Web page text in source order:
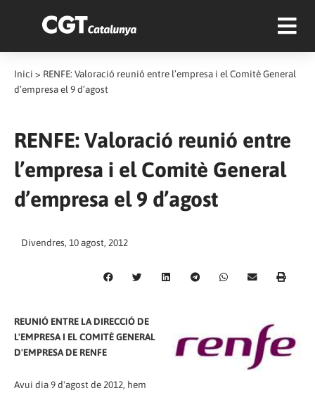
Inici > RENFE: Valoració reunió entre l’empresa i el Comitè General
d’empresa el 9 d’agost
RENFE: Valoració reunió entre
l’empresa i el Comitè General
d’empresa el 9 d’agost
Divendres, 10 agost, 2012
REUNIÓ ENTRE LA DIRECCIÓ DE
L'EMPRESA I EL COMITÈ GENERAL
D'EMPRESA DE RENFE
Avui dia 9 d'agost de 2012, hem